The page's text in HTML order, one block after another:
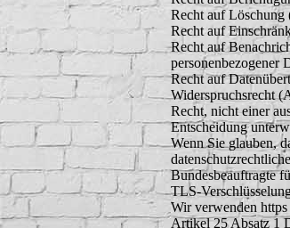
Recht auf
Recht auf
Recht auf
personenbezogener
Recht auf
Widerspruchsrecht
Recht, nicht einer
Entscheidung
Wenn Sie glauben,
Bundesbeauftragte
TLS-
Wir verwenden
Artikel 25 Absatz 1